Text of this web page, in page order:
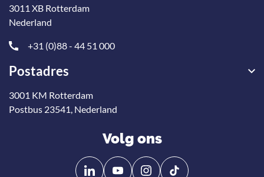
3011 XB Rotterdam
Nederland
+31 (0)88 - 44 51 000
Postadres
3001 KM Rotterdam
Postbus 23541, Nederland
Volg ons
Volg
Volg